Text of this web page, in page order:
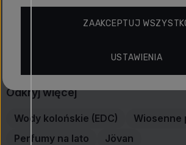
Odkryj więcej
Wody kolońskie (EDC)
Wiosenne
Perfumy na lato
Jövan
USTAWIENIA
ZAAKCEPTUJ